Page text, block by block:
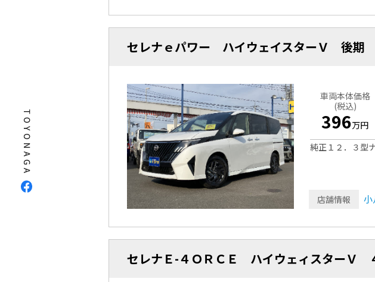
セレナｅパワー ハイウェイスターＶ 後期
車両本体価格
(税込)
396万円
純正１２．３型
店舗情報 小
セレナＥ-４ＯＲＣＥ ハイウェィスターＶ